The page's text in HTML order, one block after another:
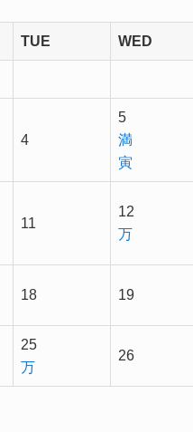
TUE WED
4
5
満
寅
11
12
万
18 19
25
万
26